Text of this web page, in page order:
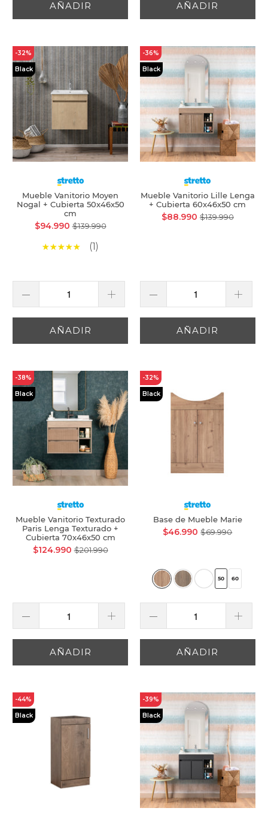
AÑADIR AÑADIR
-32%
Black
Mueble Vanitorio Moyen
Nogal + Cubierta 50x46x50
cm
$94.990$139.990
(1)
AÑADIR
-36%
Black
Mueble Vanitorio Lille Lenga
+ Cubierta 60x46x50 cm
$88.990 $139.990
AÑADIR
-38%
Black
Mueble Vanitorio Texturado
Paris Lenga Texturado +
Cubierta 70x46x50 cm
$124.990$201.990
AÑADIR
-32%
Black
Base de Mueble Marie
$46.990$69.990
50 60
AÑADIR
-44%
Black
-39%
Black